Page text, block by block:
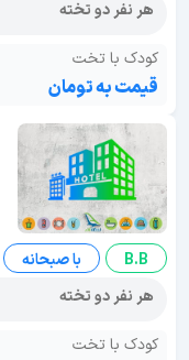
هر نفر دو تخته
کودک با تخت
قیمت به تومان
B.B
با صبحانه
هر نفر دو تخته
کودک با تخت